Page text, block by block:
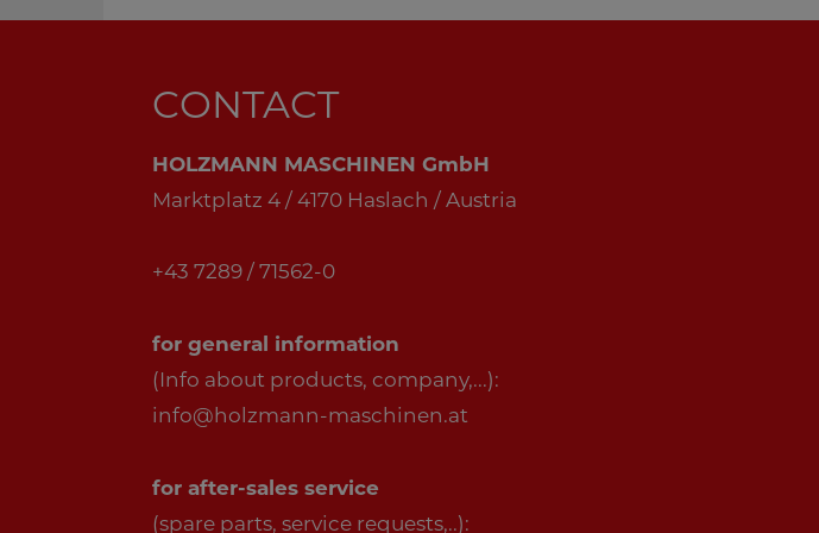
CONTACT
HOLZMANN MASCHINEN GmbH
Marktplatz 4 / 4170 Haslach / Austria
+43 7289 / 71562-0
for general information
(Info about products, company,...):
info@holzmann-maschinen.at
for after-sales service
(spare parts, service requests,..):